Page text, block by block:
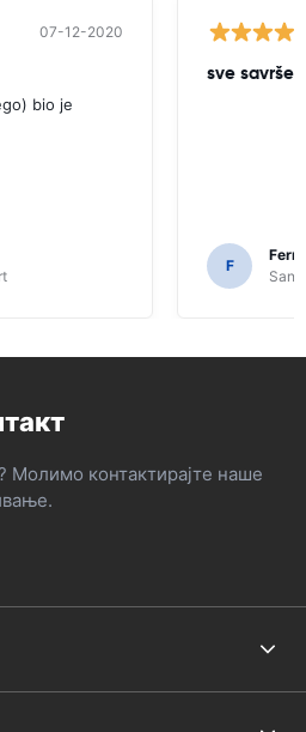
07-12-2020
bio je
sve
F
Молимо контактирајте наше